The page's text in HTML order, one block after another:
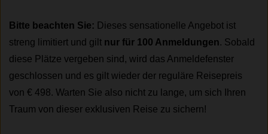
Bitte beachten Sie: Dieses sensationelle Angebot ist
streng limitiert und gilt nur für 100 Anmeldungen. Sobald
diese Plätze vergeben sind, wird das Anmeldefenster
geschlossen und es gilt wieder der reguläre Reisepreis
von € 498. Warten Sie also nicht zu lange, um sich Ihren
Traum von dieser exklusiven Reise zu sichern!